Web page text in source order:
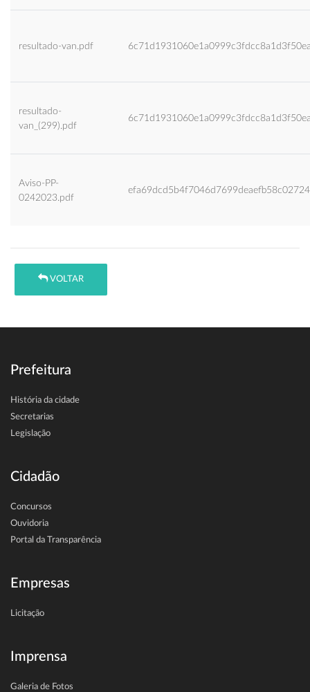
resultado-van.pdf
resultado-
van_(299).pdf
Aviso-PP-
0242023.pdf
VOLTAR
Prefeitura
História da cidade
Secretarias
Legislação
Cidadão
Concursos
Ouvidoria
Portal da Transparência
Empresas
Licitação
Imprensa
Galeria de Fotos